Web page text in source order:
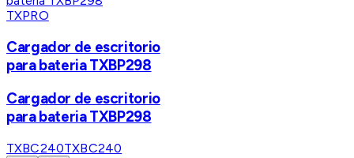
TXPRO
Cargador de escritorio
para bateria TXBP298
Cargador de escritorio
para bateria TXBP298
TXBC240TXBC240